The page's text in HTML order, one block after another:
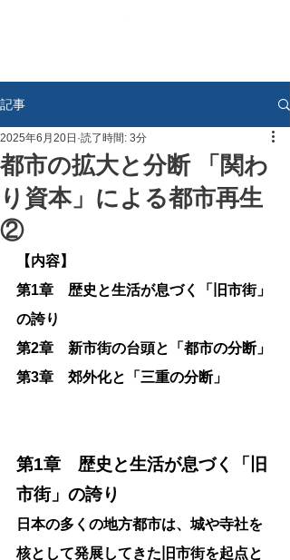
記事
都市の拡大と分断 「関わ
り資本」による都市再生
②
2025年6月20日 読了時間: 3分
【内容】
第1章　歴史と生活が息づく「旧市街」
の誇り
第2章　新市街の台頭と「都市の分断」
第3章　郊外化と「三重の分断」
第1章　歴史と生活が息づく「旧
市街」の誇り
日本の多くの地方都市は、城や寺社を
核として発展してきた旧市街を起点と